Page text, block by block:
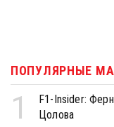
ПОПУЛЯРНЫЕ
1
F1-Insider:
Цолова